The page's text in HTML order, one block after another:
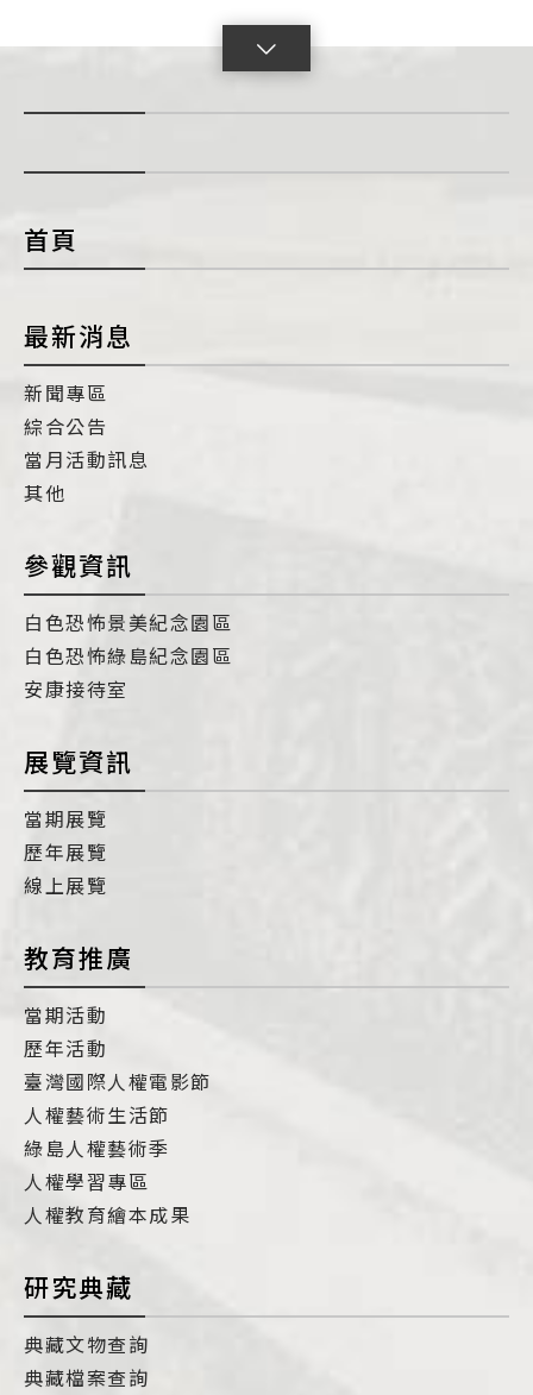
首頁
最新消息
新聞專區
綜合公告
當月活動訊息
其他
參觀資訊
白色恐怖景美紀念園區
白色恐怖綠島紀念園區
安康接待室
展覽資訊
當期展覽
歷年展覽
線上展覽
教育推廣
當期活動
歷年活動
臺灣國際人權電影節
人權藝術生活節
綠島人權藝術季
人權學習專區
人權教育繪本成果
研究典藏
典藏文物查詢
典藏檔案查詢